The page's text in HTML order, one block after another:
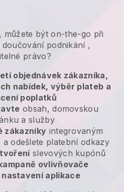
, můžete být on-the-go při
podnikání,
právo?
objednávek zákazníka,
nabídek, výběr plateb a
poplatků
obsah, domovskou
a služby
zákazníky integrovaným
odešlete platební odkazy
slevových kupónů
ovlivňovače
nastavení aplikace